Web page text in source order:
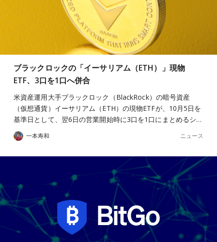
ブラックロックの「イーサリアム（ETH）」現物
ETF、3口を1口へ併合
米資産運用大手ブラックロック（BlackRock）の暗号資産
（仮想通貨）イーサリアム（ETH）の現物ETFが、10月5日を
基準日として、翌6日の営業開始時に3口を1口にまとめるシ…
一本寿和 ニュース